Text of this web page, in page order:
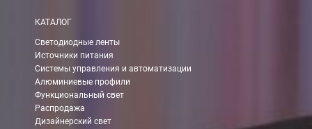
Вы можете самостоятельно забрать заказ в одном из наших
В Москве (внутри МКАД)
БЕСПЛАТНАЯ доставка при сумме заказа от 7000 руб.
При заказе менее 7000 руб. стоимость доставки 750 руб.
КАТАЛОГ
Светодиодные ленты
Источники питания
Системы управления и автоматизации
Алюминиевые профили
Функциональный свет
Распродажа
Дизайнерский свет